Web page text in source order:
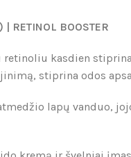
| RETINOL BOOSTER
kasdien
stiprina odos
lapų vanduo,